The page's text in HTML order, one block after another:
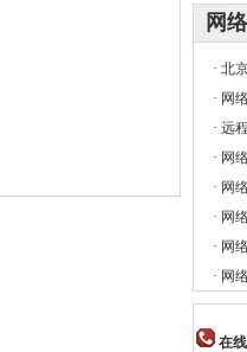
网
· 北
· 网
· 远
· 网
· 网
· 网
· 网
· 网
在